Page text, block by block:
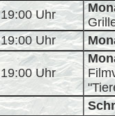
19:00 Uhr
19:00 Uhr
19:00 Uhr